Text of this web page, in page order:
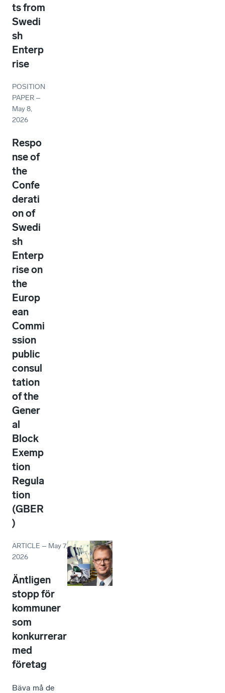
ts from
Swedi
sh
Enterp
rise
POSITION
PAPER –
May 8,
2026
Respo
nse of
the
Confe
derati
on of
Swedi
sh
Enterp
rise on
the
Europ
ean
Commi
ssion
public
consul
tation
of the
Gener
al
Block
Exemp
tion
Regula
tion
(GBER
)
ARTICLE – May 7,
2026
Äntligen
stopp för
kommuner
som
konkurrerar
med
företag
Bäva må de